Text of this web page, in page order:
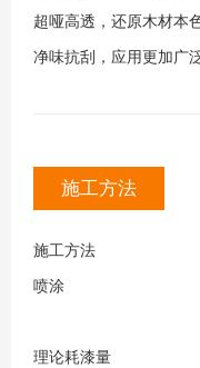
超哑高透，还原木材本
净味抗刮，应用更加广
施工方法
施
喷涂
理论